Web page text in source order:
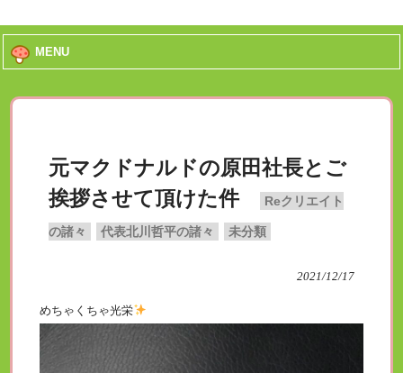
MENU
元マクドナルドの原田社長とご
挨拶させて頂けた件
Reクリエイト
の諸々 代表北川哲平の諸々 未分類
2021/12/17
めちゃくちゃ光栄